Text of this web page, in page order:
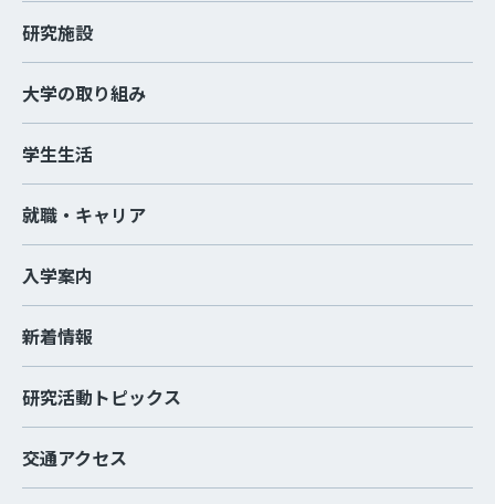
研究施設
大学の取り組み
学生生活
就職・キャリア
入学案内
新着情報
研究活動トピックス
交通アクセス